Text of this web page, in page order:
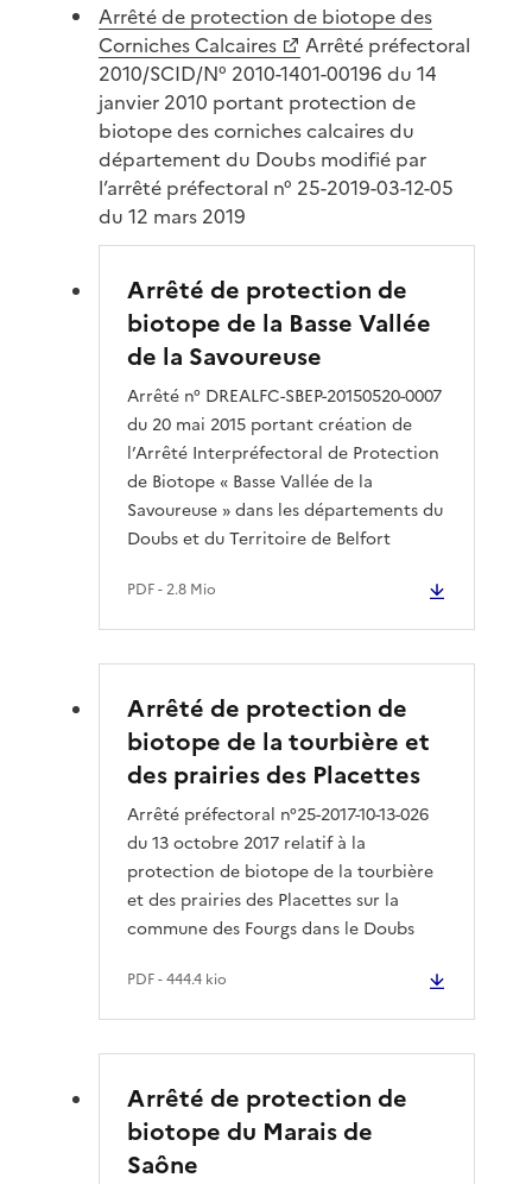
Arrêté de protection de biotope des
Corniches Calcaires
Arrêté préfectoral
2010/SCID/N° 2010-1401-00196 du 14
janvier 2010 portant protection de
biotope des corniches calcaires du
département du Doubs modifié par
l’arrêté préfectoral n° 25-2019-03-12-05
du 12 mars 2019
Arrêté de protection de
biotope de la Basse Vallée
de la Savoureuse
PDF- 2.8 Mio
Arrêté n° DREALFC-SBEP-20150520-0007
du 20 mai 2015 portant création de
l’Arrêté Interpréfectoral de Protection
de Biotope « Basse Vallée de la
Savoureuse » dans les départements du
Doubs et du Territoire de Belfort
Arrêté de protection de
biotope de la tourbière et
des prairies des Placettes
PDF- 444.4 kio
Arrêté préfectoral n°25-2017-10-13-026
du 13 octobre 2017 relatif à la
protection de biotope de la tourbière
et des prairies des Placettes sur la
commune des Fourgs dans le Doubs
Arrêté de protection de
biotope du Marais de
Saône